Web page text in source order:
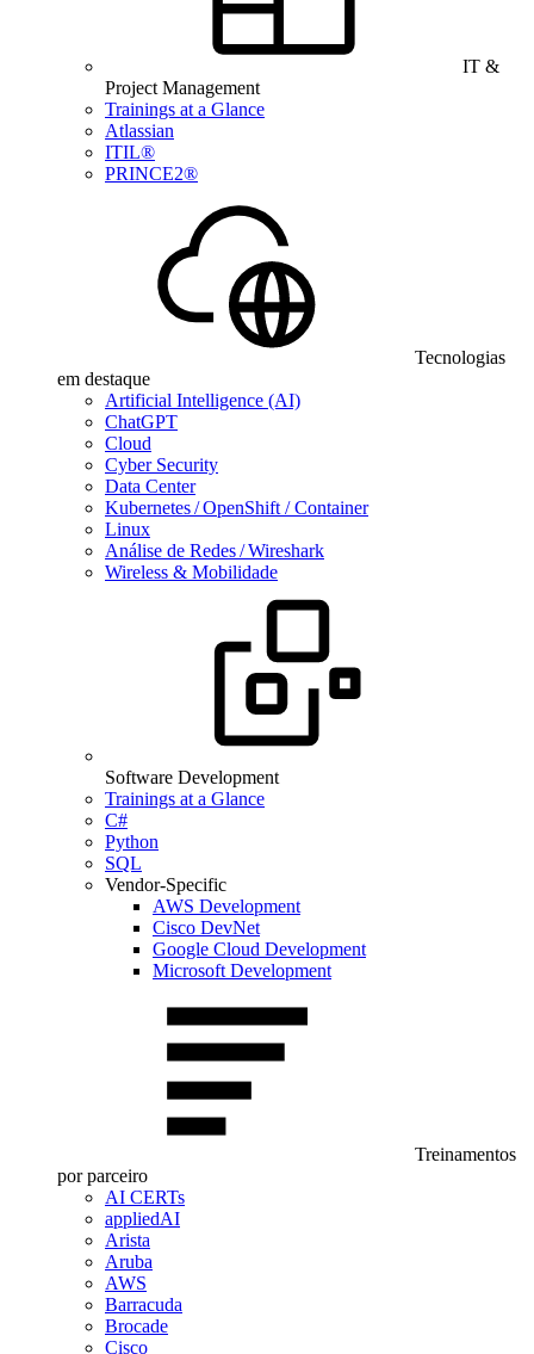
IT &
Project Management
Trainings at a Glance
Atlassian
ITIL®
PRINCE2®
Tecnologias
em destaque
Artificial Intelligence (AI)
ChatGPT
Cloud
Cyber Security
Data Center
Kubernetes / OpenShift / Container
Linux
Análise de Redes / Wireshark
Wireless & Mobilidade
Software Development
Trainings at a Glance
C#
Python
SQL
Vendor-Specific
AWS Development
Cisco DevNet
Google Cloud Development
Microsoft Development
Treinamentos
por parceiro
AI CERTs
appliedAI
Arista
Aruba
AWS
Barracuda
Brocade
Cisco